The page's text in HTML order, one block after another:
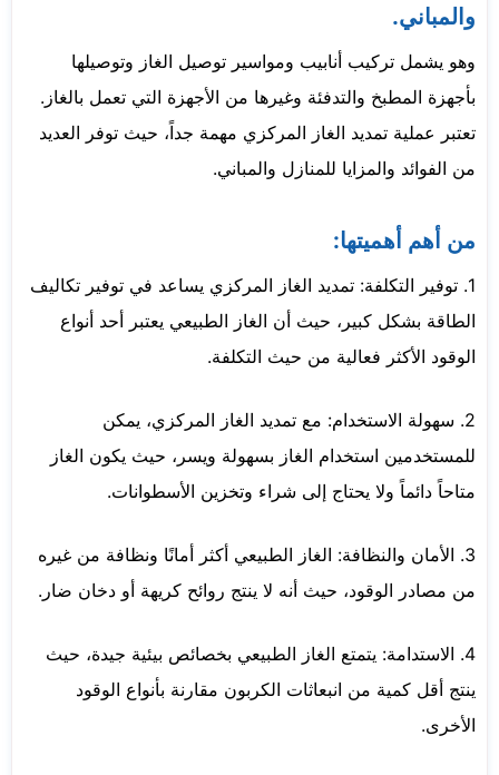
والمباني.
وهو يشمل تركيب أنابيب ومواسير توصيل الغاز وتوصيلها
بأجهزة المطبخ والتدفئة وغيرها من الأجهزة التي تعمل بالغاز.
تعتبر عملية تمديد الغاز المركزي مهمة جداً، حيث توفر العديد
من الفوائد والمزايا للمنازل والمباني.
من أهم أهميتها:
1. توفير التكلفة: تمديد الغاز المركزي يساعد في توفير تكاليف
الطاقة بشكل كبير، حيث أن الغاز الطبيعي يعتبر أحد أنواع
الوقود الأكثر فعالية من حيث التكلفة.
2. سهولة الاستخدام: مع تمديد الغاز المركزي، يمكن
للمستخدمين استخدام الغاز بسهولة ويسر، حيث يكون الغاز
متاحاً دائماً ولا يحتاج إلى شراء وتخزين الأسطوانات.
3. الأمان والنظافة: الغاز الطبيعي أكثر أمانًا ونظافة من غيره
من مصادر الوقود، حيث أنه لا ينتج روائح كريهة أو دخان ضار.
4. الاستدامة: يتمتع الغاز الطبيعي بخصائص بيئية جيدة، حيث
ينتج أقل كمية من انبعاثات الكربون مقارنة بأنواع الوقود
الأخرى.